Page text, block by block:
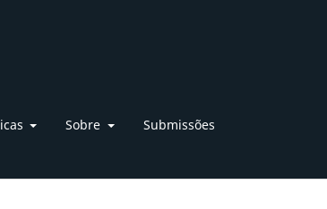
Sobre Submissões